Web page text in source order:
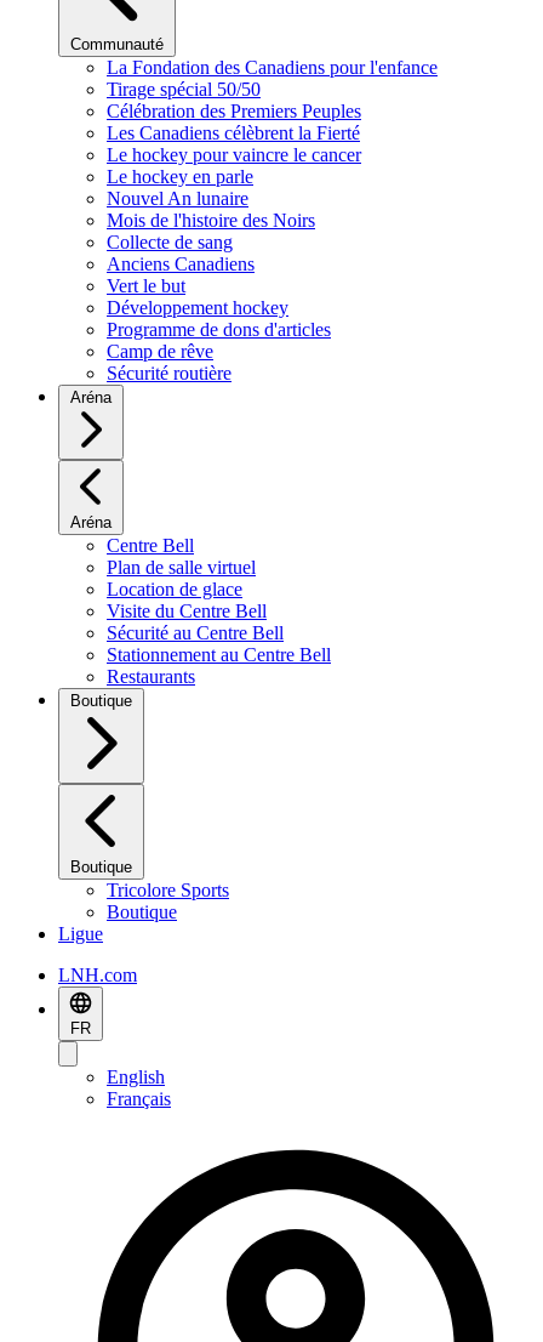
Communauté
La Fondation des Canadiens pour l'enfance
Tirage spécial 50/50
Célébration des Premiers Peuples
Les Canadiens célèbrent la Fierté
Le hockey pour vaincre le cancer
Le hockey en parle
Nouvel An lunaire
Mois de l'histoire des Noirs
Collecte de sang
Anciens Canadiens
Vert le but
Développement hockey
Programme de dons d'articles
Camp de rêve
Sécurité routière
Aréna
Aréna
Centre Bell
Plan de salle virtuel
Location de glace
Visite du Centre Bell
Sécurité au Centre Bell
Stationnement au Centre Bell
Restaurants
Boutique
Boutique
Tricolore Sports
Boutique
Ligue
LNH.com
FR
English
Français